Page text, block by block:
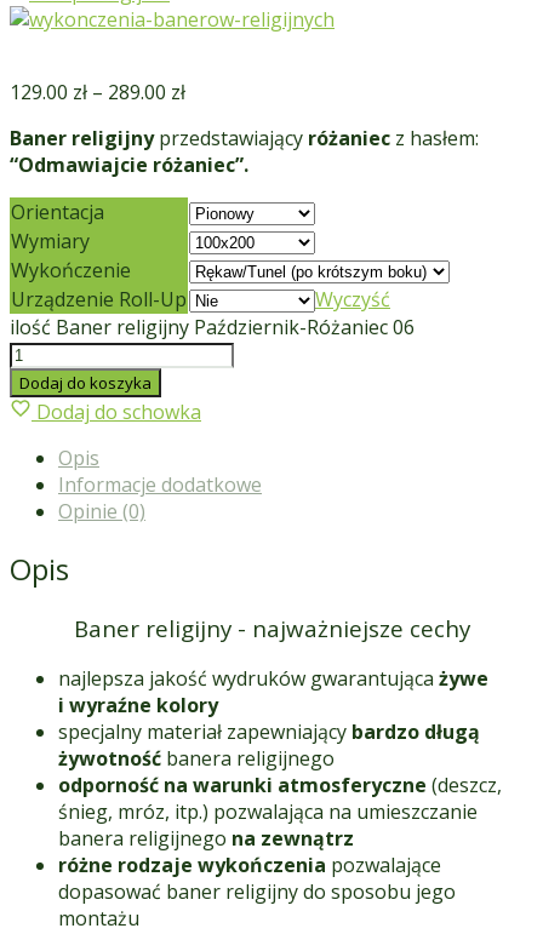
129.00 zł – 289.00 zł
Baner religijnyprzedstawiający różaniec z hasłem:
“Odmawiajcie różaniec”.
Orientacja
Wymiary
Wykończenie
Urządzenie Roll-Up
Wyczyść
ilość Baner religijny Październik-Różaniec 06
Dodaj do koszyka
Dodaj do schowka
Opis
Informacje dodatkowe
Opinie (0)
Opis
Baner religijny - najważniejsze cechy
najlepsza jakość wydruków gwarantująca żywe
i wyraźne kolory
specjalny materiał zapewniający bardzo długą
żywotność banera religijnego
odporność na warunki atmosferyczne (deszcz,
śnieg, mróz, itp.) pozwalająca na umieszczanie
banera religijnego na zewnątrz
różne rodzaje wykończenia pozwalające
dopasować baner religijny do sposobu jego
montażu